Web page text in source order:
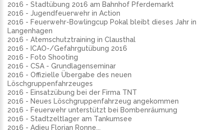
2016 - Stadtübung 2016 am Bahnhof Pferdemarkt
2016 - Jugendfeuerwehr in Action
2016 - Feuerwehr-Bowlingcup Pokal bleibt dieses Jahr in
Langenhagen
2016 - Atemschutztraining in Clausthal
2016 - ICAO-/Gefahrgutübung 2016
2016 - Foto Shooting
2016 - CSA - Grundlagenseminar
2016 - Offizielle Übergabe des neuen
Löschgruppenfahrzeuges
2016 - Einsatzübung bei der Firma TNT
2016 - Neues Löschgruppenfahrzeug angekommen
2016 - Feuerwehr unterstützt bei Bombenräumung
2016 - Stadtzeltlager am Tankumsee
2016 - Adieu Florian Ronne...